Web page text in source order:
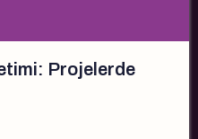
Projelerde